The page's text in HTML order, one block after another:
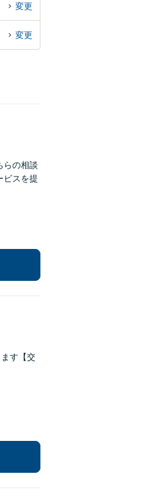
変更
変更
らの相談
ビスを提
す【交